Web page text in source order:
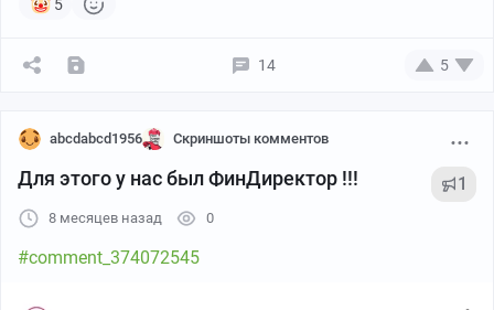
5
14 5
abcdabcd1956 Скриншоты комментов
Для этого у нас был ФинДиректор !!! 1
8 месяцев назад 0
#comment_374072545